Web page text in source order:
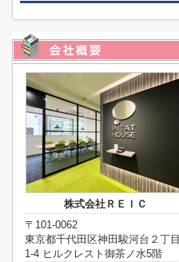
株式会社ＲＥＩＣ
〒101-0062
東京都千代田区神田駿河台２丁目
1-4 ヒルクレスト御茶ノ水5階